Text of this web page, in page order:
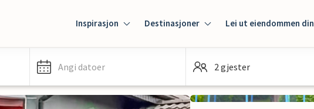
Inspirasjon Destinasjoner Lei ut eiendommen din
Angi datoer 2 gjester